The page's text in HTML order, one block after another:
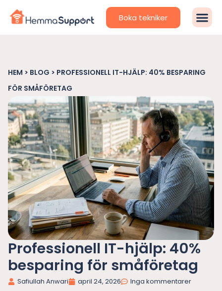
Boka tekniker
HEM > BLOG > PROFESSIONELL IT-HJÄLP: 40% BESPARING
FÖR SMÅFÖRETAG
Professionell IT-hjälp: 40%
besparing för småföretag
Safiullah Anwari april 24, 2026 Inga kommentarer